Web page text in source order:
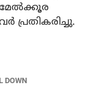
മേല്‍ക്കൂര
പ്രതികരിച്ചു.
DOWN